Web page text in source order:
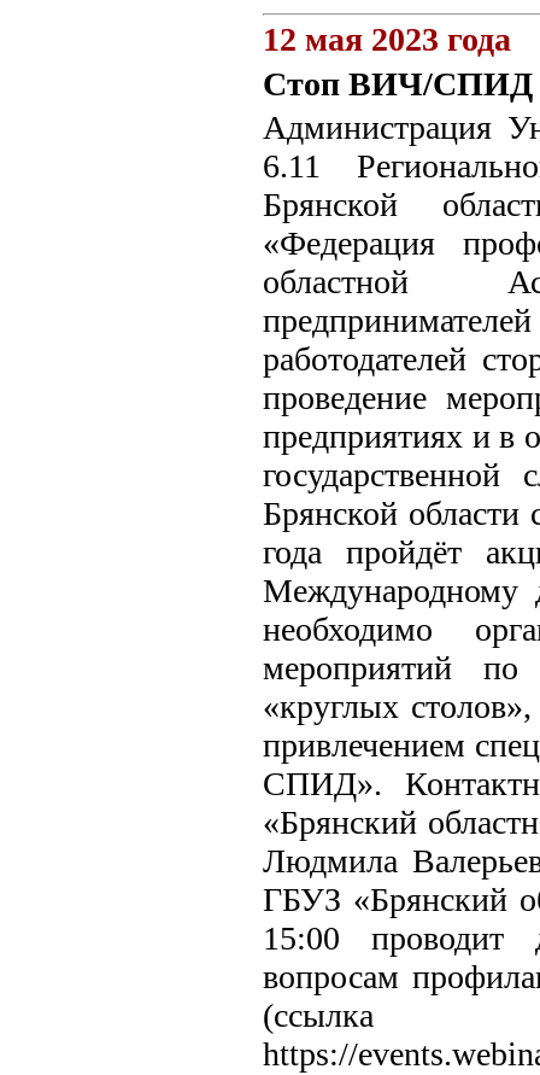
12 мая 2023 года
Стоп ВИЧ/СПИД
Администрация
6.11
Брянской
«Федерация
областной
работодателей
проведение
предприятиях и в
Брянской
года пройдёт
необходимо
мероприятий по
«круглых
привлечением
СПИД».
«Брянский
Людмила
ГБУЗ «Брянский
15:00 проводит
вопросам
https://